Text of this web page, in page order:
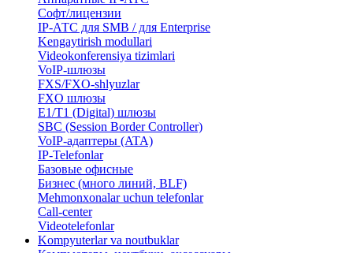
Софт/лицензии
IP-АТС для SMB / для Enterprise
Kengaytirish modullari
Videokonferensiya tizimlari
VoIP-шлюзы
FXS/FXO-shlyuzlar
FXO шлюзы
E1/T1 (Digital) шлюзы
SBC (Session Border Controller)
VoIP-адаптеры (ATA)
IP-Telefonlar
Базовые офисные
Бизнес (много линий, BLF)
​Mehmonxonalar uchun telefonlar
Call-center
​Videotelefonlar
Kompyuterlar va noutbuklar